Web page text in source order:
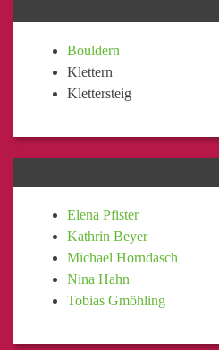
Bouldern
Klettern
Klettersteig
Elena Pfister
Kathrin Beyer
Michael Horndasch
Nina Hahn
Tobias Gmöhling